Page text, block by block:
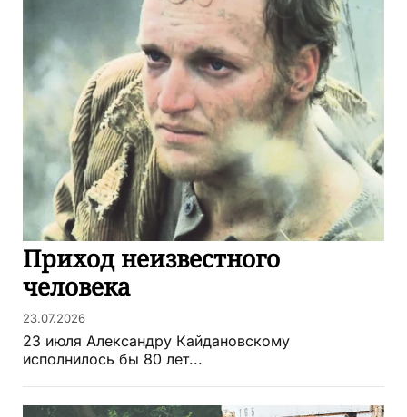
Приход неизвестного
человека
23.07.2026
23 июля Александру Кайдановскому
исполнилось бы 80 лет...